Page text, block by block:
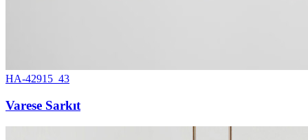
HA-42915_43
Varese Sarkıt